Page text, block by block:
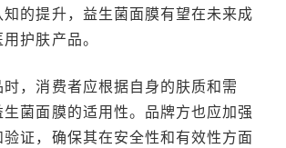
的提升，益生菌面膜有望在未来成
护肤产品。
，消费者应根据自身的肤质和需
菌面膜的适用性。品牌方也应加强
证，确保其在安全性和有效性方面